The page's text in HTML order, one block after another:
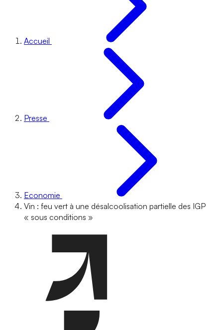
Accueil
Presse
Economie
Vin : feu vert à une désalcoolisation partielle des IGP
« sous conditions »